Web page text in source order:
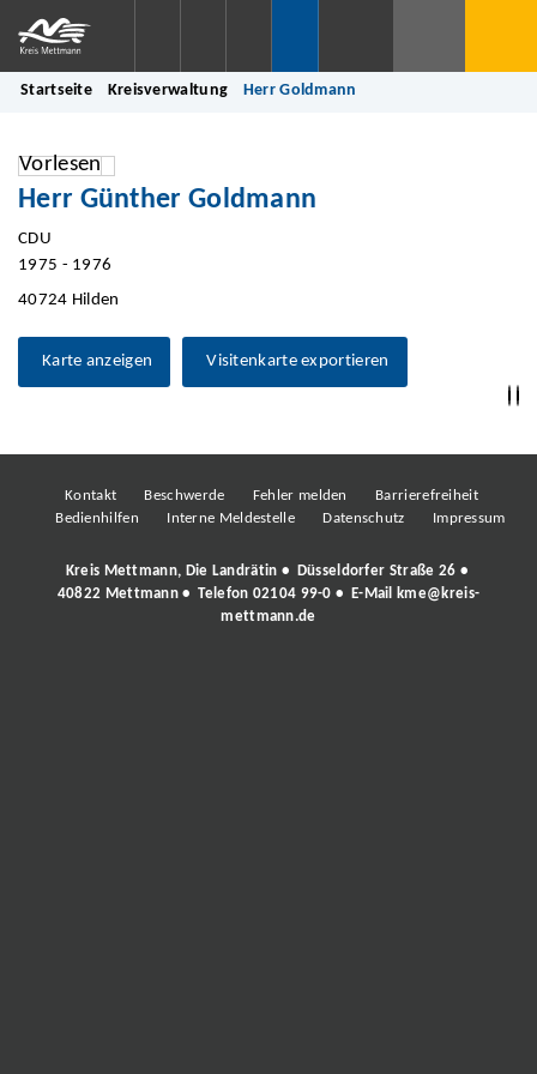
Startseite Kreisverwaltung Herr Goldmann
Vorlesen
Herr Günther Goldmann
CDU
1975 - 1976
40724 Hilden
Karte anzeigen Visitenkarte exportieren
Kontakt Beschwerde Fehler melden
Barrierefreiheit
Bedienhilfen
Interne Meldestelle Datenschutz Impressum
Kreis Mettmann, Die Landrätin • Düsseldorfer Straße 26 •
40822 Mettmann • Telefon 02104 99-0 • E-Mail
kme@kreis-
mettmann.de